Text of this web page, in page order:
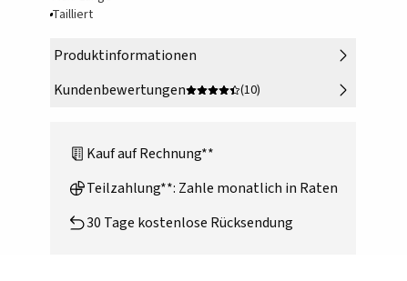
Tailliert
Produktinformationen
Kundenbewertungen
(10)
Kauf auf Rechnung**
Teilzahlung**: Zahle monatlich in Raten
30 Tage kostenlose Rücksendung